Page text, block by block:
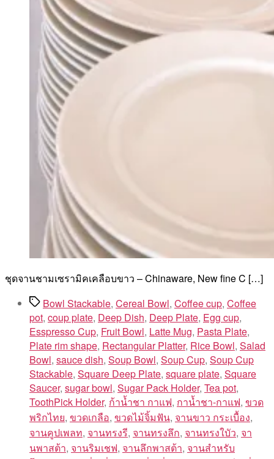
ชุดจานชามเซรามิคเคลือบขาว – Chinaware, New fine C […]
TagsBowl Stackable, Cereal Bowl, Coffee cup, Coffee
pot, coup plate, Deep Dish, Deep Plate, Egg cup,
Esspresso Cup, Fruit Bowl, Latte Mug, Pasta Plate,
Plate rim shape, Rectangular Platter, Rice Bowl, Salad
Bowl, sauce dish, Soup Bowl, Soup Cup, Soup Cup
Stackable, Square Deep Plate, square plate, Square
Saucer, sugar bowl, Sugar Pack Holder, Tea pot,
ToothPick Holder, ก้าน้ำชา กาแฟ, กาน้ำชา-กาแฟ, ขวด
พริกไทย, ขวดเกลือ, ขวดไม้จิ้มฟัน, จานขาว กระเบื้อง,
จานคูปเพลท, จานทรงรี, จานทรงลึก, จานทรงใบัว, จา
นพาสต้า, จานริมเชฟ, จานลึกพาสต้า, จานสำหรับ